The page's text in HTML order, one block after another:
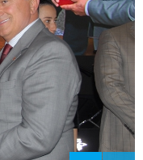
91 193